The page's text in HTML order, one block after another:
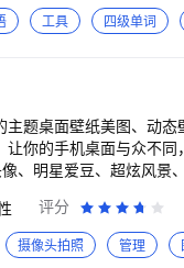
《
，精准定位你对每个单
八，还是考研、出国考
品。 【精彩美妙单词记忆方法】 墨墨背单词
括三大图表统计系统
词，已学情况及未来的
工具 四级单词
纸美图、动态壁纸锁屏来电视频
众不同，炫爆好友圈！ ·主题套图分类
、超炫风景、个性简约……应有尽
的手机装扮焕然一新
尽情发挥创意，制作个性化壁纸or视频，
评分
摄像头拍照 管理